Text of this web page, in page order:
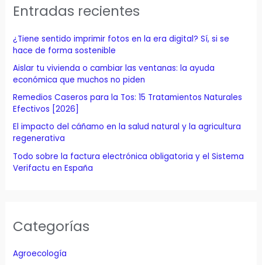
r
p
o
r
:
Entradas recientes
¿Tiene sentido imprimir fotos en la era digital? Sí, si se
hace de forma sostenible
Aislar tu vivienda o cambiar las ventanas: la ayuda
económica que muchos no piden
Remedios Caseros para la Tos: 15 Tratamientos Naturales
Efectivos [2026]
El impacto del cáñamo en la salud natural y la agricultura
regenerativa
Todo sobre la factura electrónica obligatoria y el Sistema
Verifactu en España
Categorías
Agroecología